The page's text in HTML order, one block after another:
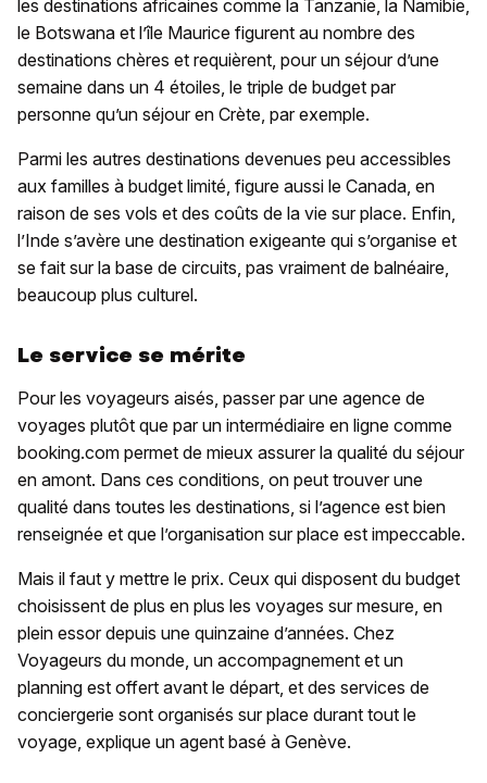
les destinations africaines comme la Tanzanie, la Namibie,
le Botswana et l’île Maurice figurent au nombre des
destinations chères et requièrent, pour un séjour d’une
semaine dans un 4 étoiles, le triple de budget par
personne qu’un séjour en Crète, par exemple.
Parmi les autres destinations devenues peu accessibles
aux familles à budget limité, figure aussi le Canada, en
raison de ses vols et des coûts de la vie sur place. Enfin,
l’Inde s’avère une destination exigeante qui s’organise et
se fait sur la base de circuits, pas vraiment de balnéaire,
beaucoup plus culturel.
Le service se mérite
Pour les voyageurs aisés, passer par une agence de
voyages plutôt que par un intermédiaire en ligne comme
booking.com permet de mieux assurer la qualité du séjour
en amont. Dans ces conditions, on peut trouver une
qualité dans toutes les destinations, si l’agence est bien
renseignée et que l’organisation sur place est impeccable.
Mais il faut y mettre le prix. Ceux qui disposent du budget
choisissent de plus en plus les voyages sur mesure, en
plein essor depuis une quinzaine d’années. Chez
Voyageurs du monde, un accompagnement et un
planning est offert avant le départ, et des services de
conciergerie sont organisés sur place durant tout le
voyage, explique un agent basé à Genève.